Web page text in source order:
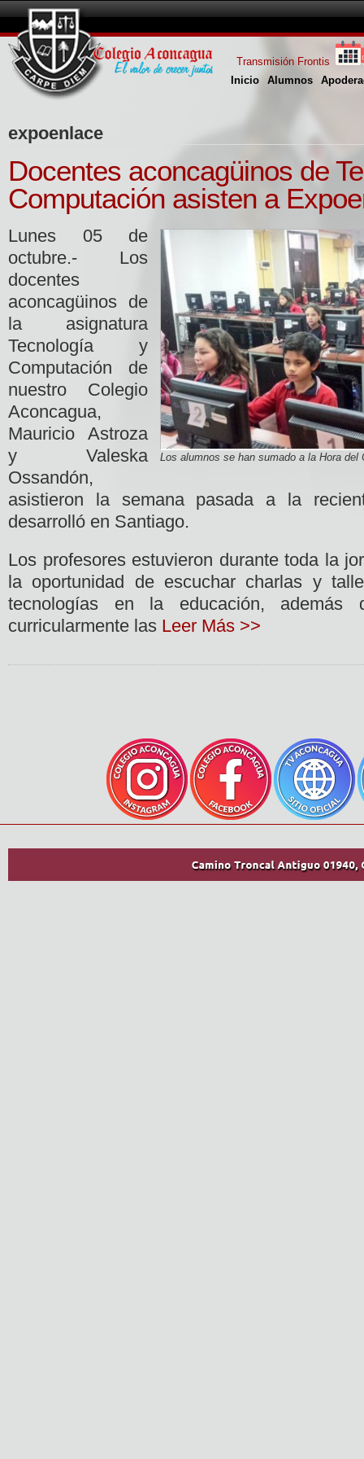
Inicio Alumnos
Transmisión Frontis
expoenlace
Docentes aconcagüinos de
Computación asisten a
Los alumnos se han sumado a la Hora del
Lunes 05 de
octubre.- Los
docentes
aconcagüinos de
la asignatura
Tecnología y
Computación de
nuestro Colegio
Aconcagua,
Mauricio Astroza
y Valeska
Ossandón,
asistieron la semana pasada a la
desarrolló en Santiago.
Los profesores estuvieron durante toda la
la oportunidad de escuchar charlas y
tecnologías en la educación, además
curricularmente las Leer Más >>